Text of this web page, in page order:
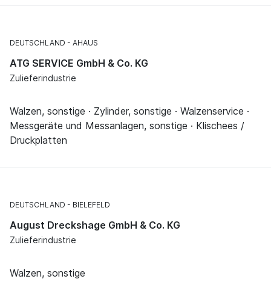
DEUTSCHLAND AHAUS
ATG SERVICE GmbH & Co. KG
Zulieferindustrie
Walzen, sonstige · Zylinder, sonstige · Walzenservice ·
Messgeräte und Messanlagen, sonstige · Klischees /
Druckplatten
DEUTSCHLAND BIELEFELD
August Dreckshage GmbH & Co. KG
Zulieferindustrie
Walzen, sonstige